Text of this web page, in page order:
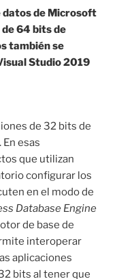
datos de Microsoft
de 64 bitsde
también se
Studio 2019
de 32 bits de
esas
que utilizan
configurar los
en el modo de
Database Engine
de base de
interoperar
aplicaciones
bits al tener que